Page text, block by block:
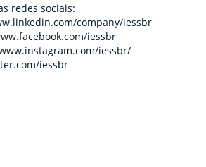
redes sociais:
company/iessbr
iessbr
iessbr/
iessbr